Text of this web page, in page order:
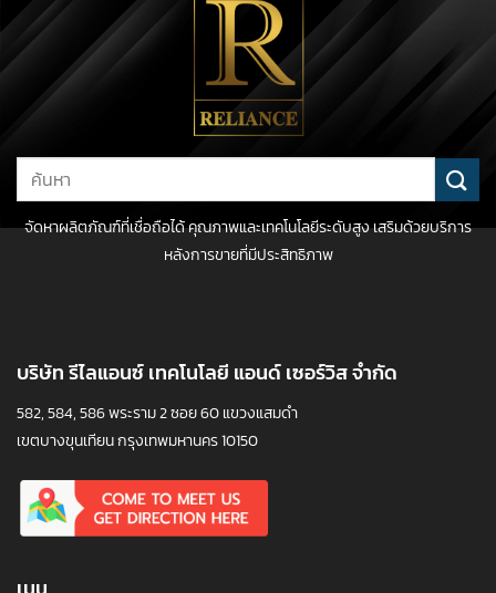
Search
for:
จัดหาผลิตภัณฑ์ที่เชื่อถือได้ คุณภาพและเทคโนโลยีระดับสูง เสริมด้วยบริการ
หลังการขายที่มีประสิทธิภาพ
บริษัท รีไลแอนซ์ เทคโนโลยี แอนด์ เซอร์วิส จำกัด
582, 584, 586 พระราม 2 ซอย 60 แขวงแสมดำ
เขตบางขุนเทียน กรุงเทพมหานคร 10150